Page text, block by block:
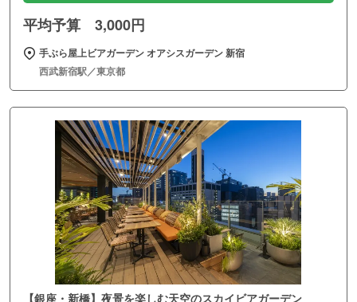
平均予算 3,000円
手ぶら屋上ビアガーデン オアシスガーデン 新宿
西武新宿駅／東京都
【銀座・新橋】夜景を楽しむ天空のスカイビアガーデン